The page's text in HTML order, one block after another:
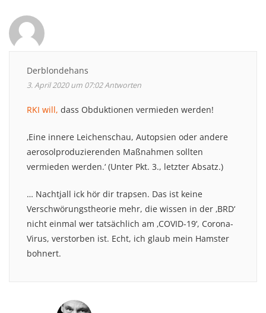
Derblondehans
3. April 2020 um 07:02Antworten
RKI will, dass Obduktionen vermieden werden!
‚Eine innere Leichenschau, Autopsien oder andere
aerosolproduzierenden Maßnahmen sollten
vermieden werden.‘ (Unter Pkt. 3., letzter Absatz.)
… Nachtjall ick hör dir trapsen. Das ist keine
Verschwörungstheorie mehr, die wissen in der ‚BRD‘
nicht einmal wer tatsächlich am ‚COVID-19‘, Corona-
Virus, verstorben ist. Echt, ich glaub mein Hamster
bohnert.